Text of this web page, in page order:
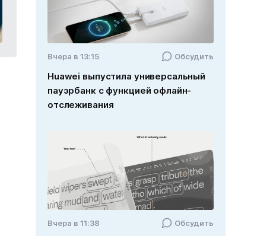
Вчера в 13:15 Обсудить
Huawei выпустила универсальный
пауэрбанк с функцией офлайн-
отслеживания
Вчера в 11:38 Обсудить